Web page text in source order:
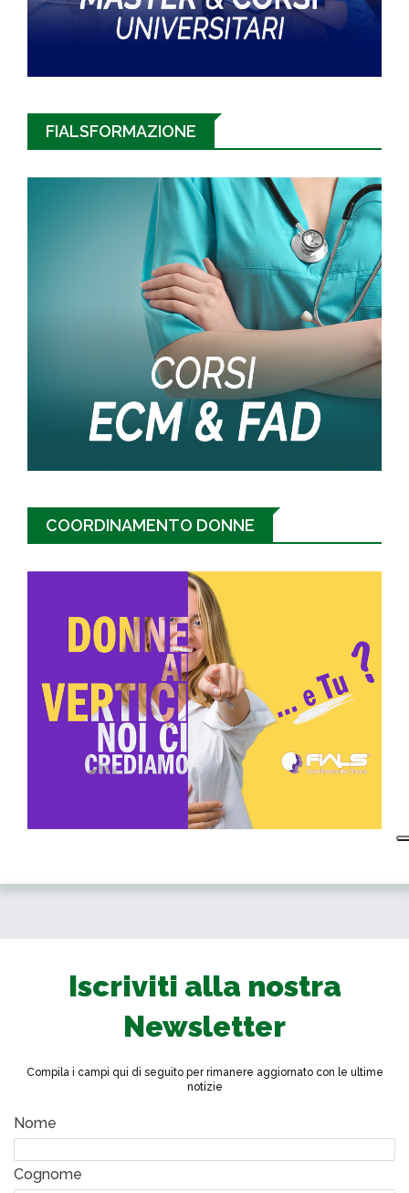
FIALSFORMAZIONE
COORDINAMENTO DONNE
Iscriviti alla nostra
Newsletter
Compila i campi qui di seguito per rimanere aggiornato con le ultime
notizie
Nome
Cognome